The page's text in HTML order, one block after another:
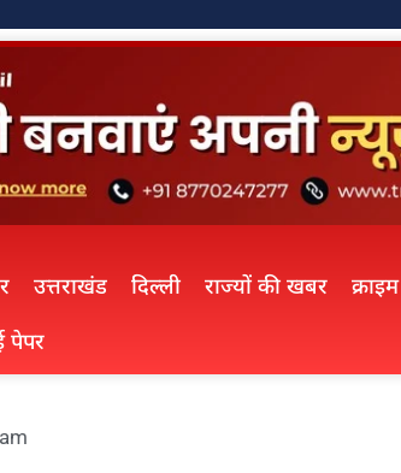
उत्तराखंड दिल्ली राज्यों की खबर क्राइम
पेपर